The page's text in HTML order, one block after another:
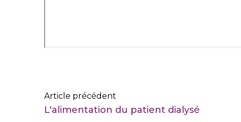
Article précédent
L'alimentation du patient dialysé